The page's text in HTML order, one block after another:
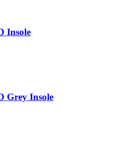
Insole
Grey Insole